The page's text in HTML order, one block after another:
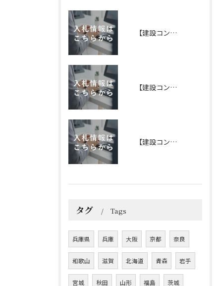
【建設コンサルタント】2026年 8月6日 更新
【建設コンサルタント】2026年 8月5日 更新
【建設コンサルタント】2026年 8月4日 更新
タグ Tags
兵庫県 兵庫 大阪 京都 奈良
和歌山 滋賀 北海道 青森 岩手
宮城 秋田 山形 福島 茨城